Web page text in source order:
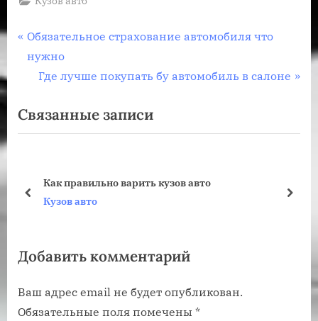
Навигация
по
П
р
ы
д
а
а
и
с
Обязательное страхование автомобиля что
нужно
С
е
д
з
п
и
Где лучше покупать бу автомобиль в салоне
Связанные записи
Как правильно варить кузов авто
Кузов авто
пред
Добавить комментарий
Ваш адрес email не будет опубликован.
Обязательные поля помечены *